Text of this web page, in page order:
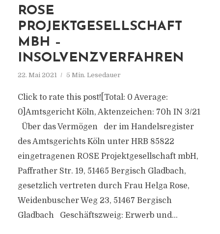
ROSE
PROJEKTGESELLSCHAFT
MBH –
INSOLVENZVERFAHREN
22. Mai 2021 5 Min. Lesedauer
Click to rate this post![Total: 0 Average:
0]Amtsgericht Köln, Aktenzeichen: 70h IN 3/21
Über das Vermögen der im Handelsregister
des Amtsgerichts Köln unter HRB 85822
eingetragenen ROSE Projektgesellschaft mbH,
Paffrather Str. 19, 51465 Bergisch Gladbach,
gesetzlich vertreten durch Frau Helga Rose,
Weidenbuscher Weg 23, 51467 Bergisch
Gladbach Geschäftszweig: Erwerb und...